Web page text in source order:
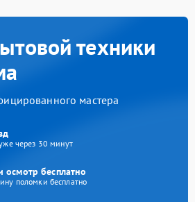
техники
мастера
через 30 минут
осмотр бесплатно
поломки бесплатно